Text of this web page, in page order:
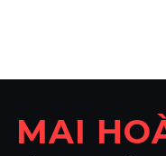
MAI